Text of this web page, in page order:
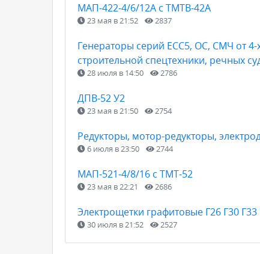
МАП-422-4/6/12А с ТМТВ-42А
23 мая в 21:52 2837
Генераторы серий ЕСС5, ОС, СМЧ от 4-
строительной спецтехники, речных
28 июля в 14:50 2786
ДПВ-52 У2
23 мая в 21:50 2754
Редукторы, мотор-редукторы,
6 июля в 23:50 2744
МАП-521-4/8/16 с ТМТ-52
23 мая в 22:21 2686
Электрощетки графитовые Г26 Г30 Г33
30 июля в 21:52 2527